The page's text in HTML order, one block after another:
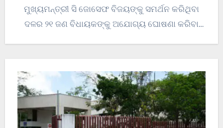
ମୁଖ୍ୟମନ୍ତ୍ରୀ ସି ଜୋସେଫ ବିଜୟଙ୍କୁ ସମର୍ଥନ କରିଥିବା
ଦଳର ୨୧ ଜଣ ବିଧାୟକଙ୍କୁ ଅଯୋଗ୍ୟ ଘୋଷଣା କରିବା